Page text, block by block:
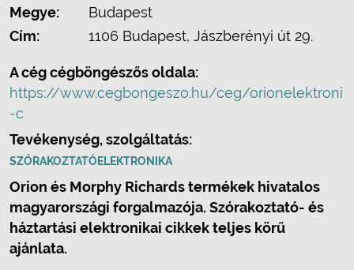
Megye:
Budapest
Cím:
1106 Budapest, Jászberényi út 29.
A cég cégböngészős oldala:
https://www.cegbongeszo.hu/ceg/orionelektroni
-c
Tevékenység, szolgáltatás:
SZÓRAKOZTATÓELEKTRONIKA
Orion és Morphy Richards termékek hivatalos
magyarországi forgalmazója. Szórakoztató- és
háztartási elektronikai cikkek teljes körű
ajánlata.